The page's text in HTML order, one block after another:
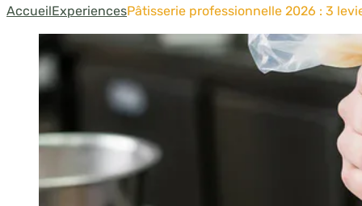
AccueilExperiencesPâtisserie professionnelle 2026 : 3